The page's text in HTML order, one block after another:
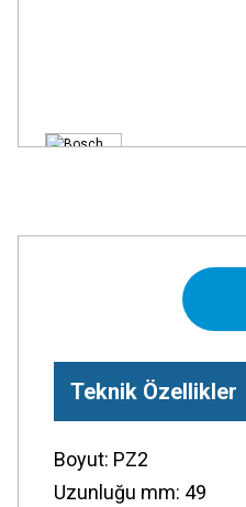
Teknik Özellikler
Boyut: PZ2
Uzunluğu mm: 49